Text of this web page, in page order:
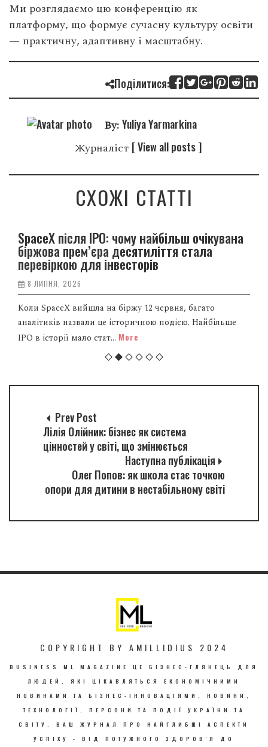
Ми розглядаємо цю конференцію як
платформу, що формує сучасну культуру освіти
— практичну, адаптивну і масштабну.
Поділитися:
By:Yuliya Yarmarkina
Журналіст [ View all posts ]
СХОЖІ СТАТТІ
SpaceX після IPO: чому найбільш очікувана
біржова прем’єра десятиліття стала
перевіркою для інвесторів
8 ЛИПНЯ, 2026
Коли SpaceX вийшла на біржу 12 червня, багато
аналітиків назвали це історичною подією. Найбільше
IPO в історії мало стат... More
Prev Post
Лілія Олійник: бізнес як система
цінностей у світі, що змінюється
Наступна публікація
Олег Попов: як школа стає точкою
опори для дитини в нестабільному світі
COPYRIGHT BY AMILLIDIUS 2024
BUSINESS ML MAGAZINE ЦЕ БІЗНЕС-ГЛЯНЕЦЬ ДЛЯ
ЛЮДЕЙ, ЯКІ ЦІКАВЛЯТЬСЯ ЕКОНОМІЧНИМИ
НОВИНАМИ ТА БІЗНЕС-ІННОВАЦІЯМИ. НОВИНИ,
ТЕХНОЛОГІЇ, ПЕРСОНИ ТА ПОДІЇ УКРАЇНИ ТА
СВІТУ. ВАШ ЖУРНАЛ ПРО НАЙГЛИБШІ АСПЕКТИ
УСПІХУ - ВІД ПОТУЖНОГО ЗДОРОВ'Я ДО